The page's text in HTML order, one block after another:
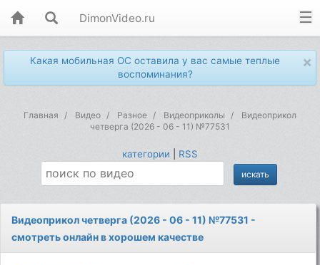
DimonVideo.ru
×
Какая мобильная ОС оставила у вас самые теплые
воспоминания?
Главная Видео Разное Видеоприколы
Видеоприкол
четверга (2026 - 06 - 11) №77531
категории RSS
Видеоприкол четверга (2026 - 06 - 11) №77531 -
смотреть онлайн в хорошем качестве